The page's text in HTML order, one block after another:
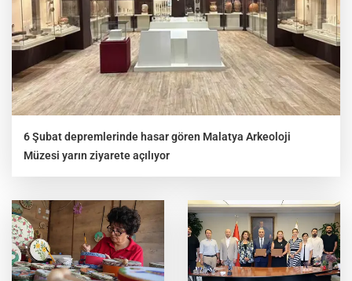
6 Şubat depremlerinde hasar gören Malatya Arkeoloji
Müzesi yarın ziyarete açılıyor